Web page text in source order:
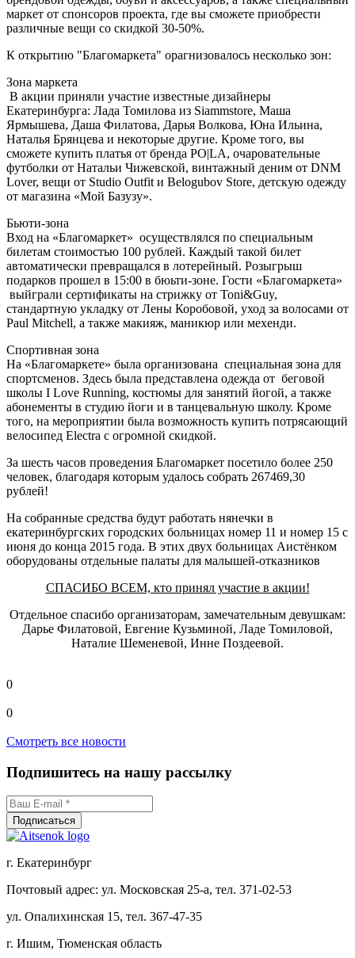
маркет от спонсоров проекта, где вы сможете приобрести
различные вещи со скидкой 30-50%.
К открытию "Благомаркета" орагнизовалось несколько зон:
Зона маркета
В акции приняли участие известные дизайнеры
Екатеринбурга: Лада Томилова из Siammstore, Маша
Ярмышева, Даша Филатова, Дарья Волкова, Юна Ильина,
Наталья Брянцева и некоторые другие. Кроме того, вы
сможете купить платья от бренда PO|LA, очаровательные
футболки от Натальи Чижевской, винтажный деним от DNM
Lover, вещи от Studio Outfit и Belogubov Store, детскую одежду
от магазина «Мой Базузу».
Бьюти-зона
Вход на «Благомаркет» осуществлялся по специальным
билетам стоимостью 100 рублей. Каждый такой билет
автоматически превращался в лотерейный. Розыгрыш
подарков прошел в 15:00 в бюьти-зоне. Гости «Благомаркета»
выйграли сертификаты на стрижку от Toni&Guy,
стандартную укладку от Лены Коробовой, уход за волосами от
Paul Mitchell, а также макияж, маникюр или мехенди.
Спортивная зона
На «Благомаркете» была организована специальная зона для
спортсменов. Здесь была представлена одежда от беговой
школы I Love Running, костюмы для занятий йогой, а также
абонементы в студию йоги и в танцевальную школу. Кроме
того, на мероприятии была возможность купить потрясающий
велосипед Electra с огромной скидкой.
За шесть часов проведения Благомаркет посетило более 250
человек, благодаря которым удалось собрать 267469,30
рублей!
На собранные средства будут работать нянечки в
екатеринбургских городских больницах номер 11 и номер 15 с
июня до конца 2015 года. В этих двух больницах Аистёнком
оборудованы отдельные палаты для малышей-отказников
СПАСИБО ВСЕМ, кто принял участие в акции!
Отдельное спасибо организаторам, замечательным девушкам:
Дарье Филатовой, Евгение Кузьминой, Ладе Томиловой,
Наталие Шеменевой, Инне Поздеевой.
0
0
Смотреть все новости
Подпишитесь на нашу рассылку
г. Екатеринбург
Почтовый адрес: ул. Московская 25-а, тел. 371-02-53
ул. Опалихинская 15, тел. 367-47-35
г. Ишим, Тюменская область